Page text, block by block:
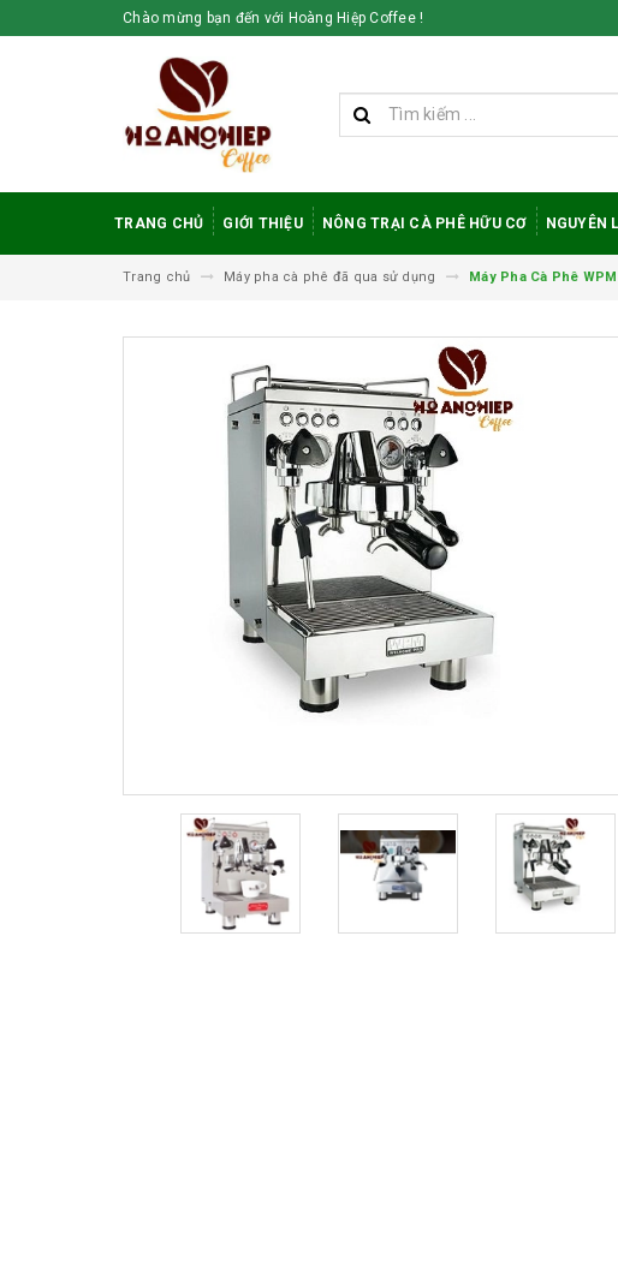
Chào mừng bạn đến với Hoàng Hiệp Coffee !
TRANG CHỦ GIỚI THIỆU NÔNG TRẠI CÀ PHÊ HỮU CƠ NGUYÊN
Trang chủ Máy pha cà phê đã qua sử dụng Máy Pha Cà Phê WPM